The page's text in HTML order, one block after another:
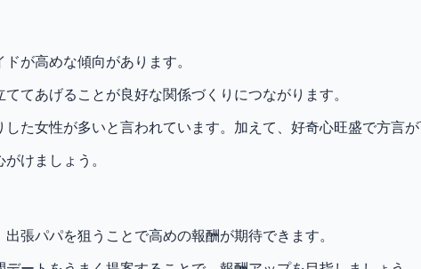
が高めな傾向があります。
てあげることが良好な関係づくりにつながります。
た女性が多いと言われています。加えて、好奇心旺盛で方言が
がけましょう。
張パパを狙うことで高めの報酬が期待できます。